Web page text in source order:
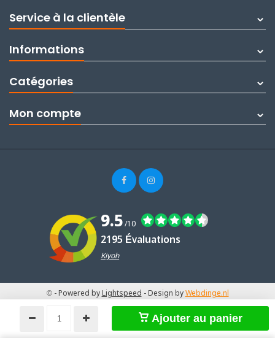
Ajouter au panier
Service à la clientèle
Informations
Catégories
Mon compte
9.5/10
2195 Évaluations
Kiyoh
© - Powered byLightspeed - Design byWebdinge.nl